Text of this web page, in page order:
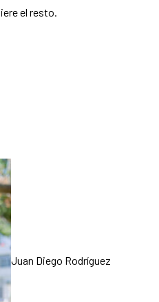
el resto.
Juan Diego Rodríguez